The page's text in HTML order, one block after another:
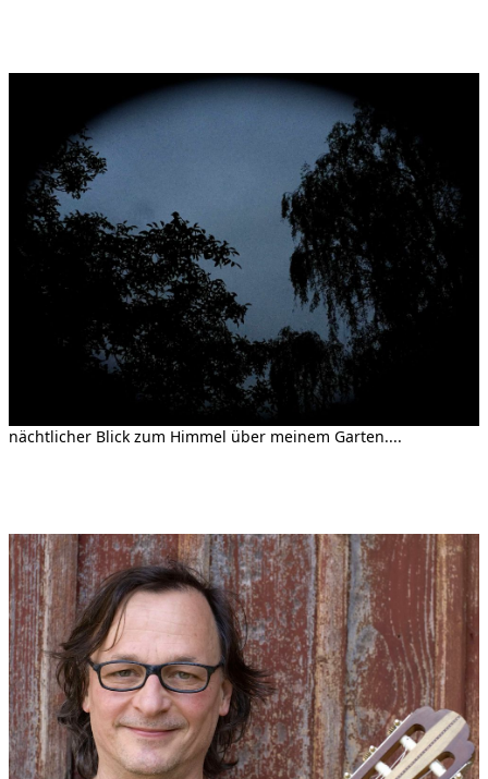
nächtlicher Blick zum Himmel über meinem Garten....